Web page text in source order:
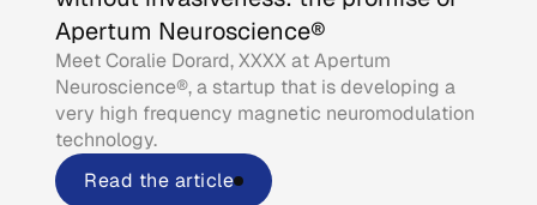
Apertum Neuroscience®
Meet Coralie Dorard, XXXX at Apertum
Neuroscience®, a startup that is developing a
very high frequency magnetic neuromodulation
technology.
Read the article